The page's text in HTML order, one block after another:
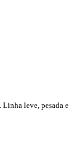
Linha leve, pesada e